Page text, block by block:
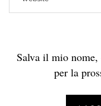
Salva il mio nome,
per la